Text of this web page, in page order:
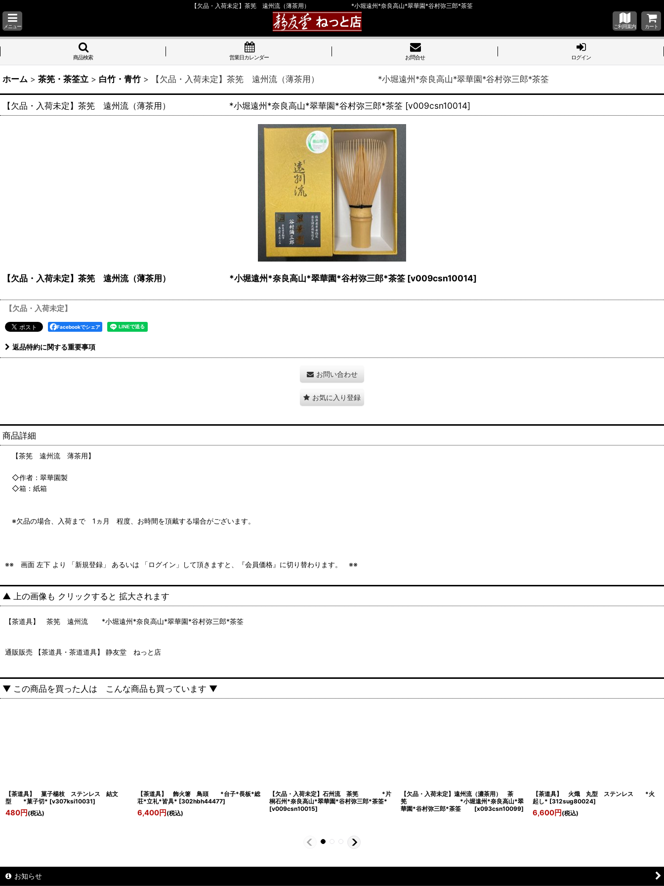
【欠品・入荷未定】茶筅 遠州流（薄茶用） *小堀遠州*奈良高山*翠華園*谷村弥三郎*茶筌
メニュー ご利用案内 カート
商品検索 営業日カレンダー お問合せ ログイン
ホーム > 茶筅・茶筌立 > 白竹・青竹 > 【欠品・入荷未定】茶筅 遠州流（薄茶用） *小堀遠州*奈良高山*翠華園*谷村弥三郎*茶筌
【欠品・入荷未定】茶筅 遠州流（薄茶用） *小堀遠州*奈良高山*翠華園*谷村弥三郎*茶筌 [v009csn10014]
【欠品・入荷未定】茶筅 遠州流（薄茶用） *小堀遠州*奈良高山*翠華園*谷村弥三郎*茶筌 [v009csn10014]
【欠品・入荷未定】
Facebookでシェア
返品特約に関する重要事項
お問い合わせ
お気に入り登録
商品詳細
【茶筅 遠州流 薄茶用】
◇作者：翠華園製
◇箱：紙箱
※欠品の場合、入荷まで 1ヵ月 程度、お時間を頂戴する場合がございます。
※※ 画面 左下 より 「新規登録」 あるいは 「ログイン」して頂きますと、『会員価格』に切り替わります。 ※※
▲ 上の画像も クリックすると 拡大されます
【茶道具】 茶筅 遠州流 *小堀遠州*奈良高山*翠華園*谷村弥三郎*茶筌
通販販売 【茶道具・茶道道具】 静友堂 ねっと店
▼ この商品を買った人は こんな商品も買っています ▼
【茶道具】 菓子楊枝 ステンレス 結文
型 *菓子切* [v307ksi10031]
480円 (税込)
【茶道具】 飾火箸 鳥頭 *台子*長板*総
荘*立礼*皆具* [302hbh44477]
6,400円 (税込)
【欠品・入荷未定】石州流 茶筅 *片
桐石州*奈良高山*翠華園*谷村弥三郎*茶筌*
[v009csn10015]
【欠品・入荷未定】遠州流（濃茶用） 茶
筅 *小堀遠州*奈良高山*翠
華園*谷村弥三郎*茶筌
[x093csn10099]
【茶道具】 火熾 丸型 ステンレス *火
起し* [312sug80024]
6,600円 (税込)
お知らせ